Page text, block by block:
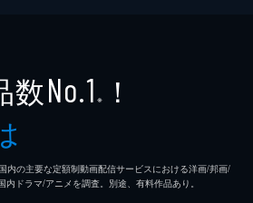
数No.1 ※ ！
の主要な定額制動画配信サービスにおける洋画/邦画/
ドラマ/アニメを調査。別途、有料作品あり。